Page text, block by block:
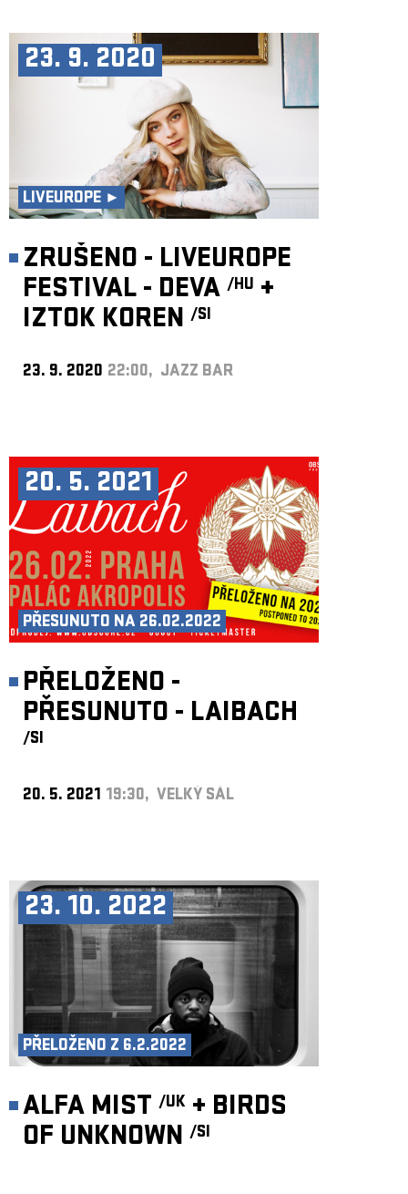
23. 9. 2020
LIVEUROPE ►
ZRUŠENO - LIVEUROPE
FESTIVAL - DEVA /HU +
IZTOK KOREN /SI
23. 9. 2020 22:00, JAZZ BAR
20. 5. 2021
PŘESUNUTO NA 26.02.2022
PŘELOŽENO -
PŘESUNUTO - LAIBACH
/SI
20. 5. 2021 19:30, VELKÝ SÁL
23. 10. 2022
PŘELOŽENO Z 6.2.2022
ALFA MIST /UK + BIRDS
OF UNKNOWN /SI